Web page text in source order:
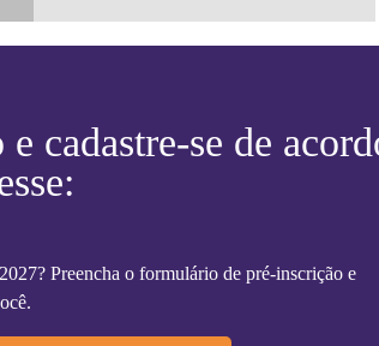
cadastre-se de
Preencha o formulário de pré-inscrição e